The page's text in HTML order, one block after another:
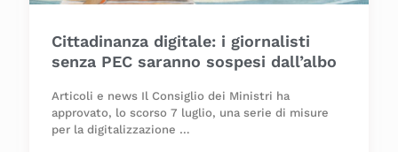
Cittadinanza digitale: i giornalisti
senza PEC saranno sospesi dall’albo
Articoli e news Il Consiglio dei Ministri ha
approvato, lo scorso 7 luglio, una serie di misure
per la digitalizzazione …